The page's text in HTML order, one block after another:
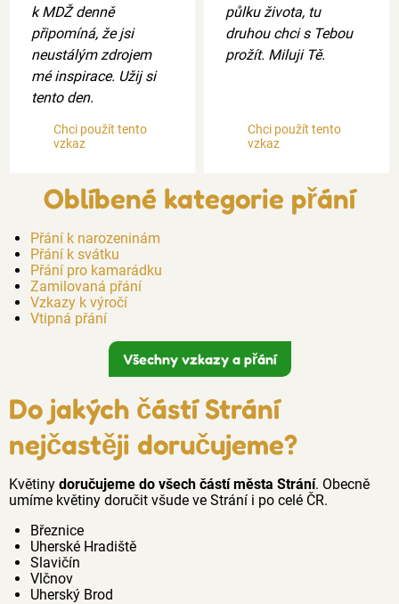
k MDŽ denně
připomíná, že jsi
neustálým zdrojem
mé inspirace. Užij si
tento den.
Chci použít tento
vzkaz
půlku života, tu
druhou chci s Tebou
prožít. Miluji Tě.
Chci použít tento
vzkaz
Oblíbené kategorie přání
Přání k narozeninám
Přání k svátku
Přání pro kamarádku
Zamilovaná přání
Vzkazy k výročí
Vtipná přání
Všechny vzkazy a přání
Do jakých částí Strání
nejčastěji doručujeme?
Květiny doručujeme do všech částí města Strání. Obecně
umíme květiny doručit všude ve Strání i po celé ČR.
Březnice
Uherské Hradiště
Slavičín
Vlčnov
Uherský Brod